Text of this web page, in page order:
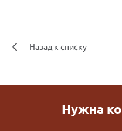
Назад к списку
Нужна